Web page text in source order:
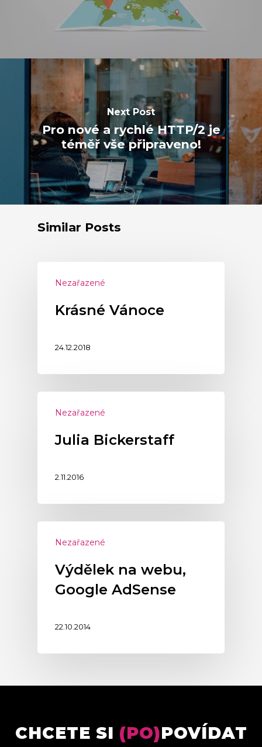
Next Post
Pro nové a rychlé HTTP/2 je
téměř vše připraveno!
Similar Posts
Nezařazené
Krásné Vánoce
24.12.2018
Nezařazené
Julia Bickerstaff
2.11.2016
Nezařazené
Výdělek na webu,
Google AdSense
22.10.2014
CHCETE SI (PO)POVÍDAT